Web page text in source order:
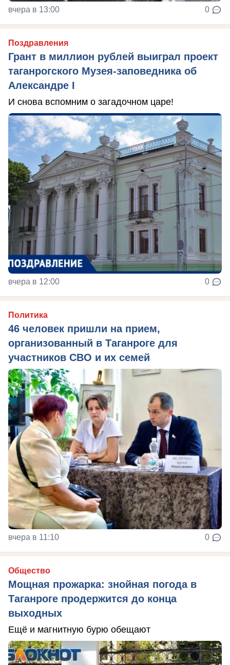
вчера в 13:00 0
Поздравления
Грант в миллион рублей выиграл проект
таганрогского Музея-заповедника об
Александре I
И снова вспомним о загадочном царе!
вчера в 12:00 0
Политика
46 человек пришли на прием,
организованный в Таганроге для
участников СВО и их семей
вчера в 11:10 0
Общество
Мощная прожарка: знойная погода в
Таганроге продержится до конца
выходных
Ещё и магнитную бурю обещают